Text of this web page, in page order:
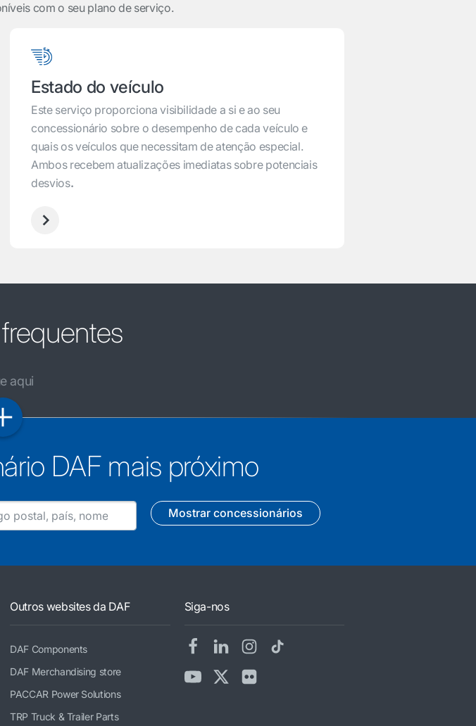
com o seu plano de serviço.
Estado do veículo
Este serviço proporciona visibilidade a si e ao seu
concessionário sobre o desempenho de cada veículo e
quais os veículos que necessitam de atenção especial.
Ambos recebem atualizações imediatas sobre potenciais
desvios.
aqui
DAF mais próximo
Mostrar concessionários
Outros websites da DAF
DAF Components
DAF Merchandising store
PACCAR Power Solutions
TRP Truck & Trailer Parts
Siga-nos